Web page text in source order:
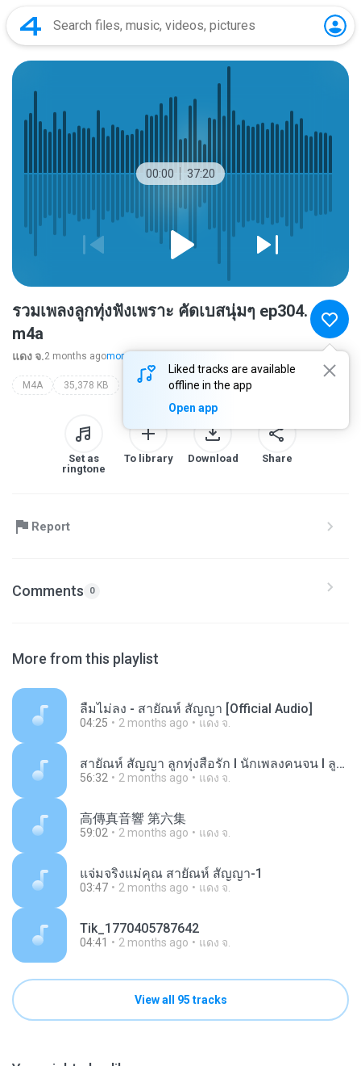
00:00 37:20
Liked tracks are available
offline in the app
Open app
รวมเพลงลูกทุ่งฟังเพราะ คัดเบสนุ่มๆ ep304.
m4a
แดง จ.2 months agomore...
M4A 35,378 KB
Set as
ringtone
To library Download Share
Report
Comments 0
More from this playlist
ลืมไม่ลง - สายัณห์ สัญญา [Official Audio]
04:25 2 months ago แดง จ.
สายัณห์ สัญญา ลูกทุ่งสื่อรัก l นักเพลงคนจน l ลูกสาวผู้การ l รักเธอเท่าฟ้า
56:32 2 months ago แดง จ.
高傳真音響 第六集
59:02 2 months ago แดง จ.
แจ่มจริงแม่คุณ สายัณห์ สัญญา-1
03:47 2 months ago แดง จ.
Tik_1770405787642
04:41 2 months ago แดง จ.
View all 95 tracks